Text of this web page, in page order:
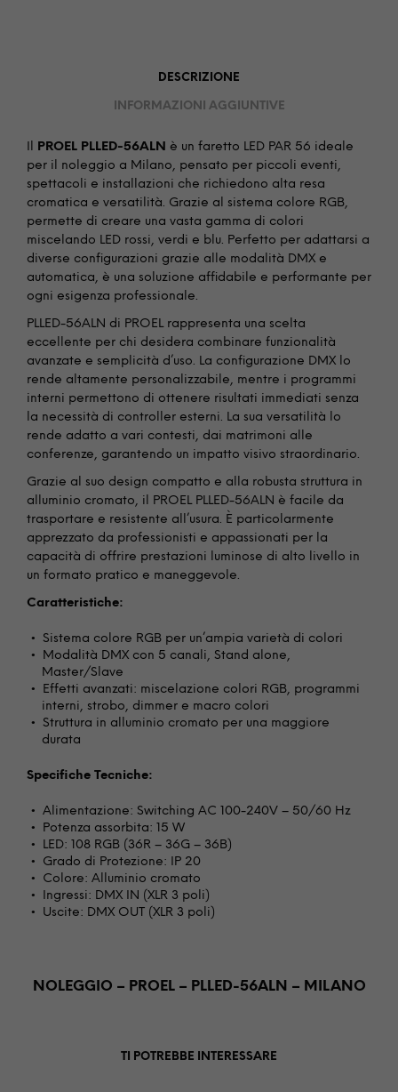
DESCRIZIONE
INFORMAZIONI AGGIUNTIVE
Il PROEL PLLED-56ALN è un faretto LED PAR 56 ideale
per il noleggio a Milano, pensato per piccoli eventi,
spettacoli e installazioni che richiedono alta resa
cromatica e versatilità. Grazie al sistema colore RGB,
permette di creare una vasta gamma di colori
miscelando LED rossi, verdi e blu. Perfetto per adattarsi a
diverse configurazioni grazie alle modalità DMX e
automatica, è una soluzione affidabile e performante per
ogni esigenza professionale.
PLLED-56ALN di PROEL rappresenta una scelta
eccellente per chi desidera combinare funzionalità
avanzate e semplicità d’uso. La configurazione DMX lo
rende altamente personalizzabile, mentre i programmi
interni permettono di ottenere risultati immediati senza
la necessità di controller esterni. La sua versatilità lo
rende adatto a vari contesti, dai matrimoni alle
conferenze, garantendo un impatto visivo straordinario.
Grazie al suo design compatto e alla robusta struttura in
alluminio cromato, il PROEL PLLED-56ALN è facile da
trasportare e resistente all’usura. È particolarmente
apprezzato da professionisti e appassionati per la
capacità di offrire prestazioni luminose di alto livello in
un formato pratico e maneggevole.
Caratteristiche:
Sistema colore RGB per un’ampia varietà di colori
Modalità DMX con 5 canali, Stand alone,
Master/Slave
Effetti avanzati: miscelazione colori RGB, programmi
interni, strobo, dimmer e macro colori
Struttura in alluminio cromato per una maggiore
durata
Specifiche Tecniche:
Alimentazione: Switching AC 100-240V – 50/60 Hz
Potenza assorbita: 15 W
LED: 108 RGB (36R – 36G – 36B)
Grado di Protezione: IP 20
Colore: Alluminio cromato
Ingressi: DMX IN (XLR 3 poli)
Uscite: DMX OUT (XLR 3 poli)
NOLEGGIO – PROEL – PLLED-56ALN – MILANO
TI POTREBBE INTERESSARE